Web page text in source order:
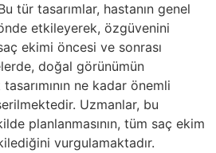
tür tasarımlar, hastanın genel
etkileyerek, özgüvenini
ekimi öncesi ve sonrası
doğal görünümün
ne kadar önemli
Uzmanlar, bu
planlanmasının, tüm saç ekim
vurgulamaktadır.